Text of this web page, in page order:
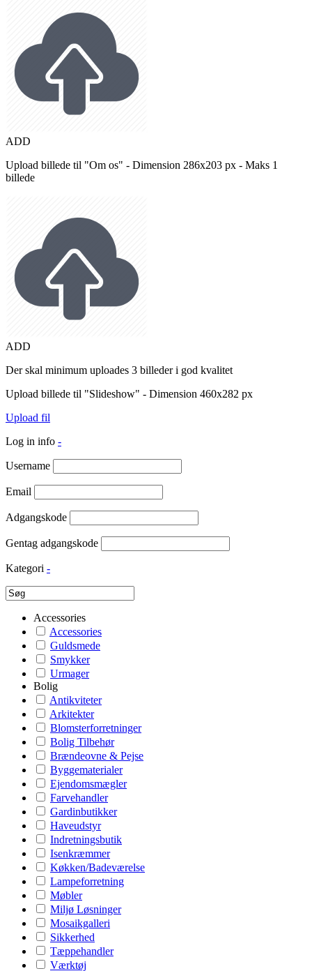
ADD
Upload billede til "Om os" - Dimension 286x203 px - Maks 1
billede
ADD
Der skal minimum uploades 3 billeder i god kvalitet
Upload billede til "Slideshow" - Dimension 460x282 px
Upload fil
Log in info -
Username
Email
Adgangskode
Gentag adgangskode
Kategori -
Accessories
Accessories
Guldsmede
Smykker
Urmager
Bolig
Antikviteter
Arkitekter
Blomsterforretninger
Bolig Tilbehør
Brændeovne & Pejse
Byggematerialer
Ejendomsmægler
Farvehandler
Gardinbutikker
Haveudstyr
Indretningsbutik
Isenkræmmer
Køkken/Badeværelse
Lampeforretning
Møbler
Miljø Løsninger
Mosaikgalleri
Sikkerhed
Tæppehandler
Værktøj